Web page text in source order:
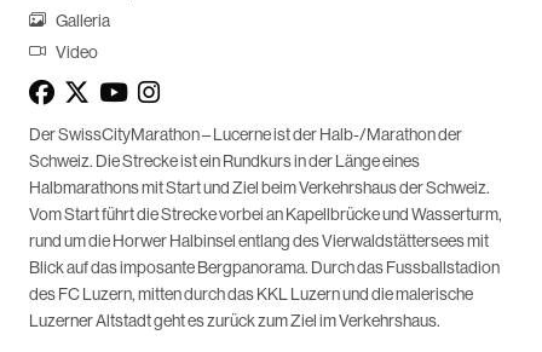
Galleria
Video
Der SwissCityMarathon – Lucerne ist der Halb-/Marathon der
Schweiz. Die Strecke ist ein Rundkurs in der Länge eines
Halbmarathons mit Start und Ziel beim Verkehrshaus der Schweiz.
Vom Start führt die Strecke vorbei an Kapellbrücke und Wasserturm,
rund um die Horwer Halbinsel entlang des Vierwaldstättersees mit
Blick auf das imposante Bergpanorama. Durch das Fussballstadion
des FC Luzern, mitten durch das KKL Luzern und die malerische
Luzerner Altstadt geht es zurück zum Ziel im Verkehrshaus.